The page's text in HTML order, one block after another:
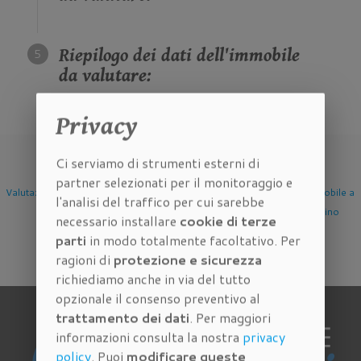
Riepilogo dei dati dell'immobile
da valutare:
Valutazione Immobile a
Firenze
Valutazione Immobile a
Scandicci
Valutazione Immobile a
Sesto Fiorentino
Privacy
Ci serviamo di strumenti esterni di
partner selezionati per il monitoraggio e
l'analisi del traffico per cui sarebbe
necessario installare cookie di terze
parti in modo totalmente facoltativo. Per
ragioni di protezione e sicurezza
richiediamo anche in via del tutto
opzionale il consenso preventivo al
trattamento dei dati. Per maggiori
informazioni consulta la nostra privacy
policy. Puoi modificare queste